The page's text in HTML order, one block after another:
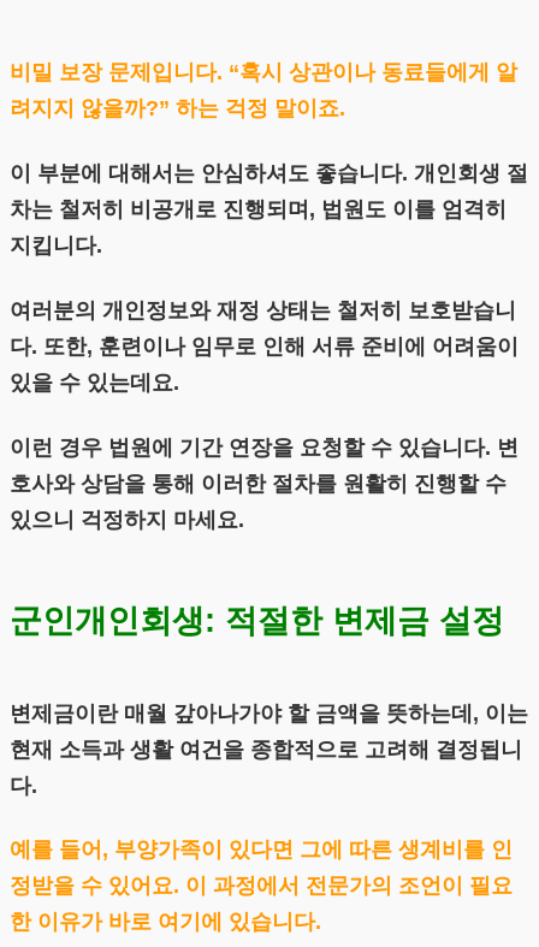
비밀 보장 문제입니다. “혹시 상관이나 동료들에게 알
려지지 않을까?” 하는 걱정 말이죠.
이 부분에 대해서는 안심하셔도 좋습니다. 개인회생 절
차는 철저히 비공개로 진행되며, 법원도 이를 엄격히
지킵니다.
여러분의 개인정보와 재정 상태는 철저히 보호받습니
다. 또한, 훈련이나 임무로 인해 서류 준비에 어려움이
있을 수 있는데요.
이런 경우 법원에 기간 연장을 요청할 수 있습니다. 변
호사와 상담을 통해 이러한 절차를 원활히 진행할 수
있으니 걱정하지 마세요.
군인개인회생: 적절한 변제금 설정
변제금이란 매월 갚아나가야 할 금액을 뜻하는데, 이는
현재 소득과 생활 여건을 종합적으로 고려해 결정됩니
다.
예를 들어, 부양가족이 있다면 그에 따른 생계비를 인
정받을 수 있어요. 이 과정에서 전문가의 조언이 필요
한 이유가 바로 여기에 있습니다.